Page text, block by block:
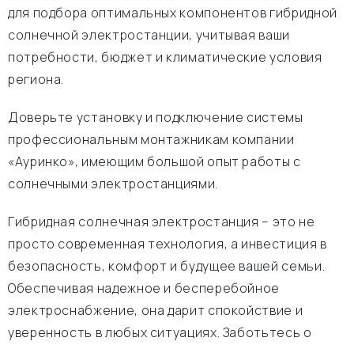
для подбора оптимальных компонентов гибридной
солнечной электростанции, учитывая ваши
потребности, бюджет и климатические условия
региона.
Доверьте установку и подключение системы
профессиональным монтажникам компании
«Ауринко», имеющим большой опыт работы с
солнечными электростанциями.
Гибридная солнечная электростанция – это не
просто современная технология, а инвестиция в
безопасность, комфорт и будущее вашей семьи.
Обеспечивая надежное и бесперебойное
электроснабжение, она дарит спокойствие и
уверенность в любых ситуациях. Заботьтесь о